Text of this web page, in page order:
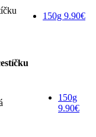
150g 9.90€
150g
9.90€